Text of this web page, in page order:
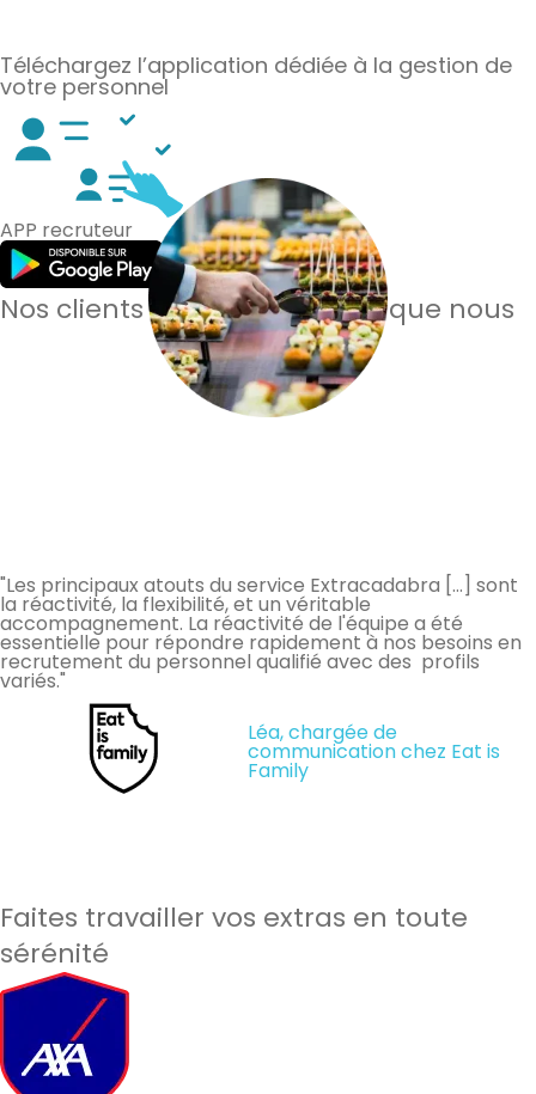
Téléchargez l’application dédiée à la gestion de
votre personnel
APP recruteur
Nos clients en parlent mieux que nous
"Les principaux atouts du service Extracadabra […] sont
la réactivité, la flexibilité, et un véritable
accompagnement. La réactivité de l'équipe a été
essentielle pour répondre rapidement à nos besoins en
recrutement du personnel qualifié avec des profils
variés."
Léa, chargée de
communication chez Eat is
Family
Faites travailler vos extras en toute
sérénité